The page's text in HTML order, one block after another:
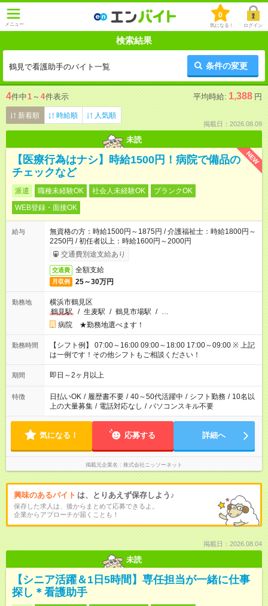
メニュー
0
気になる！ ログイン
検索結果
鶴見で看護助手のバイト一覧 条件の変更
4件中1 ～ 4件表示 平均時給: 1,388 円
新着順 時給順 人気順
掲載日：2026.08.09
未読
NEW
【医療行為はナシ】時給1500円！病院で備品の
チェックなど
派遣 職種未経験OK 社会人未経験OK
ブランクOK
WEB登録・面接OK
給与
無資格の方：時給1500円～1875円 / 介護福祉士：時給1800円～
2250円 / 初任者以上：時給1600円～2000円
交通費別途支給あり
交通費 全額支給
月収例 25～30万円
勤務地
横浜市鶴見区
鶴見駅
/ 生麦駅 / 鶴見市場駅 / …
病院 ★勤務地選べます！
勤務時間
【シフト例】 07:00～16:00 09:00～18:00 17:00～09:00 ※ 上記
は一例です！その他シフトもご相談ください！
期間 即日～2ヶ月以上
特徴 日払いOK / 履歴書不要 / 40～50代活躍中 / シフト勤務 / 10名以
上の大量募集 / 電話対応なし / パソコンスキル不要
気になる！ 応募する 詳細へ
掲載元企業名 株式会社ニッソーネット
興味のあるバイト は、とりあえず保存しよう♪
保存した求人は、後からまとめて応募できるよ。
企業からアプローチが届くことも！
掲載日：2026.08.04
未読
【シニア活躍＆1日5時間】専任担当が一緒に仕事
探し＊看護助手